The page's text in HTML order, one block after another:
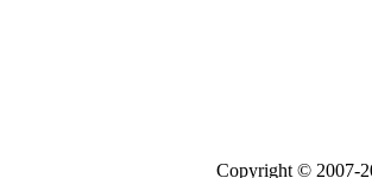
Copyright © 2007-